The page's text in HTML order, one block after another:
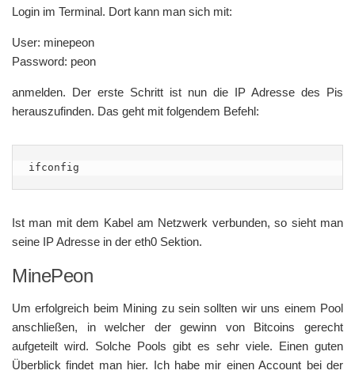
Login im Terminal. Dort kann man sich mit:
User: minepeon
Password: peon
anmelden. Der erste Schritt ist nun die IP Adresse des Pis
herauszufinden. Das geht mit folgendem Befehl:
ifconfig
Ist man mit dem Kabel am Netzwerk verbunden, so sieht man
seine IP Adresse in der eth0 Sektion.
MinePeon
Um erfolgreich beim Mining zu sein sollten wir uns einem Pool
anschließen, in welcher der gewinn von Bitcoins gerecht
aufgeteilt wird. Solche Pools gibt es sehr viele. Einen guten
Überblick findet man hier. Ich habe mir einen Account bei der